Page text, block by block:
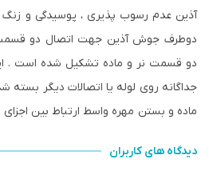
آذین عدم رسوب پذیری ، پوسیدگی و زنگ
دوطرف جوش آذین جهت اتصال دو
دو قسمت نر و ماده تشکیل شده است .
جداگانه روی لوله یا اتصالات دیگر
ماده و بستن مهره واسط ارتباط بین
دیدگاه های کاربران